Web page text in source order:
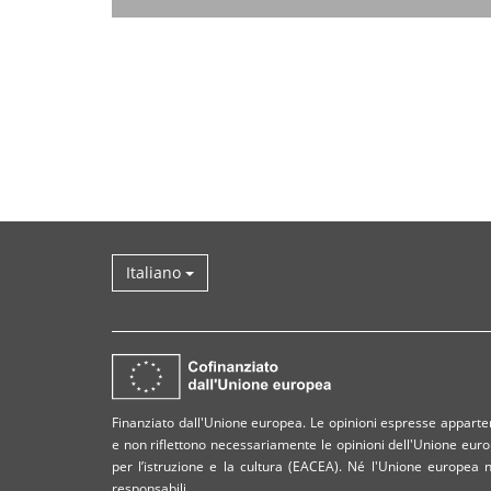
Italiano
Finanziato dall'Unione europea. Le opinioni espresse
e non riflettono necessariamente le opinioni dell'Unione
per l’istruzione e la cultura (EACEA). Né l'Unione europea